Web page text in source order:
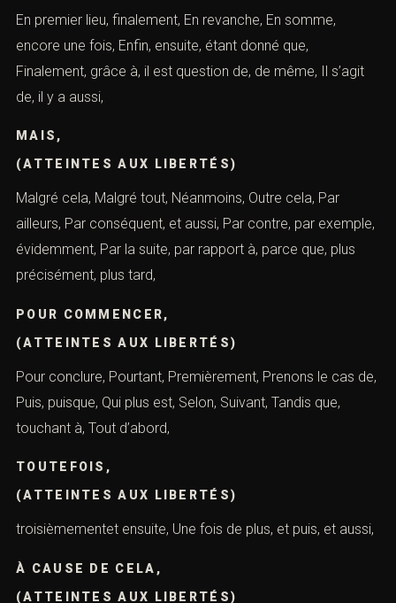
En premier lieu, finalement, En revanche, En somme,
encore une fois, Enfin, ensuite, étant donné que,
Finalement, grâce à, il est question de, de même, Il s’agit
de, il y a aussi,
MAIS,
(ATTEINTES AUX LIBERTÉS)
Malgré cela, Malgré tout, Néanmoins, Outre cela, Par
ailleurs, Par conséquent, et aussi, Par contre, par exemple,
évidemment, Par la suite, par rapport à, parce que, plus
précisément, plus tard,
POUR COMMENCER,
(ATTEINTES AUX LIBERTÉS)
Pour conclure, Pourtant, Premièrement, Prenons le cas de,
Puis, puisque, Qui plus est, Selon, Suivant, Tandis que,
touchant à, Tout d’abord,
TOUTEFOIS,
(ATTEINTES AUX LIBERTÉS)
troisièmementet ensuite, Une fois de plus, et puis, et aussi,
À CAUSE DE CELA,
(ATTEINTES AUX LIBERTÉS)